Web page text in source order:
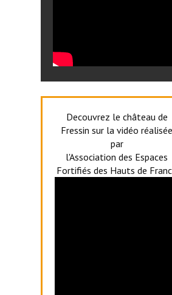
Decouvrez le château de
Fressin sur la vidéo réalisée
par
l'Association des Espaces
Fortifiés des Hauts de